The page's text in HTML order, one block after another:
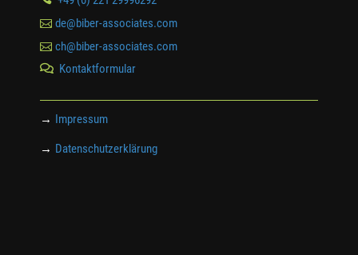
 de@biber-associates.com
 ch@biber-associates.com
 Kontaktformular
→ Impressum
→ Datenschutzerklärung